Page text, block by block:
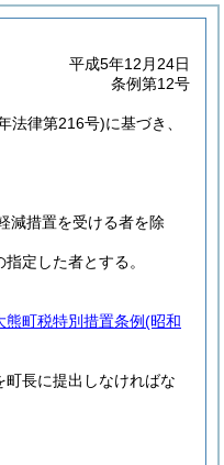
平成5年12月24日
条例第12号
法律第216号)に基づき、
減措置を受ける者を除
定した者とする。
熊町税特別措置条例(昭和
町長に提出しなければな